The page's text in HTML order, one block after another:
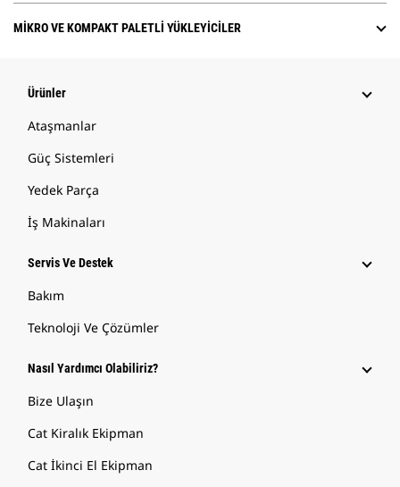
MIKRO VE KOMPAKT PALETLI YÜKLEYICILER
Ürünler
Ataşmanlar
Güç Sistemleri
Yedek Parça
İş Makinaları
Servis Ve Destek
Bakım
Teknoloji Ve Çözümler
Nasıl Yardımcı Olabiliriz?
Bize Ulaşın
Cat Kiralık Ekipman
Cat İkinci El Ekipman